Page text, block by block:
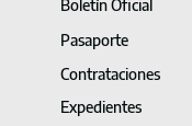
Boletín Oficial
Pasaporte
Contrataciones
Expedientes